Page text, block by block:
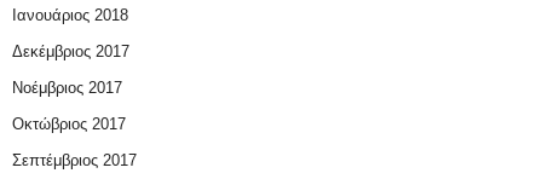
Ιανουάριος 2018
Δεκέμβριος 2017
Νοέμβριος 2017
Οκτώβριος 2017
Σεπτέμβριος 2017